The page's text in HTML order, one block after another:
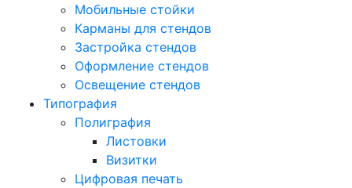
Мобильные стойки
Карманы для стендов
Застройка стендов
Оформление стендов
Освещение стендов
Типография
Полиграфия
Листовки
Визитки
Цифровая печать